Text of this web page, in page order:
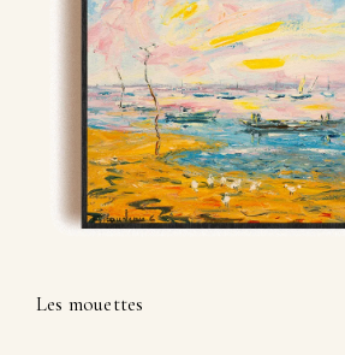
Les mouettes